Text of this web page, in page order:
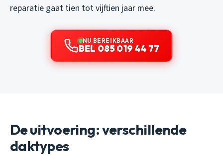
reparatie gaat tien tot vijftien jaar mee.
NU BEREIKBAAR
BEL 085 019 44 77
De uitvoering: verschillende
daktypes